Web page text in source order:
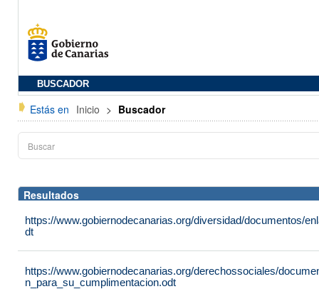
BUSCADOR
Estás en Inicio > Buscador
Resultados
https://www.gobiernodecanarias.org/diversidad/documentos/
dt
https://www.gobiernodecanarias.org/derechossociales/
n_para_su_cumplimentacion.odt